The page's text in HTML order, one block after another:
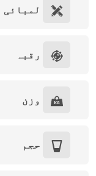
لمبائی
رقبہ
وزن
حجم